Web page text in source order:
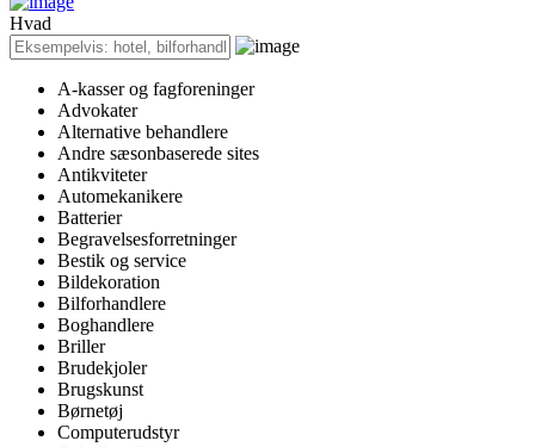
Hvad
A-kasser og fagforeninger
Advokater
Alternative behandlere
Andre sæsonbaserede sites
Antikviteter
Automekanikere
Batterier
Begravelsesforretninger
Bestik og service
Bildekoration
Bilforhandlere
Boghandlere
Briller
Brudekjoler
Brugskunst
Børnetøj
Computerudstyr